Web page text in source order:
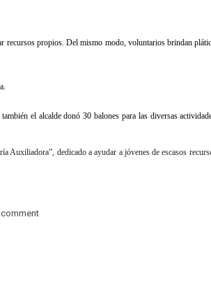
recursos propios. Del mismo modo, voluntarios brindan
el alcalde donó 30 balones para las diversas
dedicado a ayudar a jóvenes de escasos